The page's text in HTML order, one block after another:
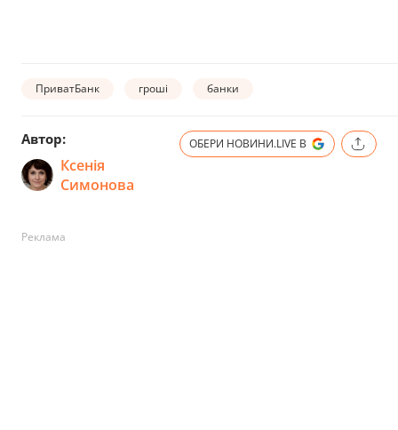
ПриватБанк гроші банки
Автор:
Ксенія
Симонова
ОБЕРИ НОВИНИ.LIVE В
Реклама